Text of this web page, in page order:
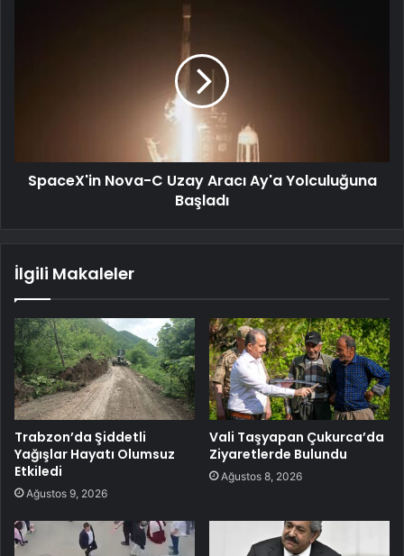
SpaceX'in Nova-C Uzay Aracı Ay'a Yolculuğuna
Başladı
İlgili Makaleler
Trabzon’da Şiddetli
Yağışlar Hayatı Olumsuz
Etkiledi
Ağustos 9, 2026
Vali Taşyapan Çukurca’da
Ziyaretlerde Bulundu
Ağustos 8, 2026